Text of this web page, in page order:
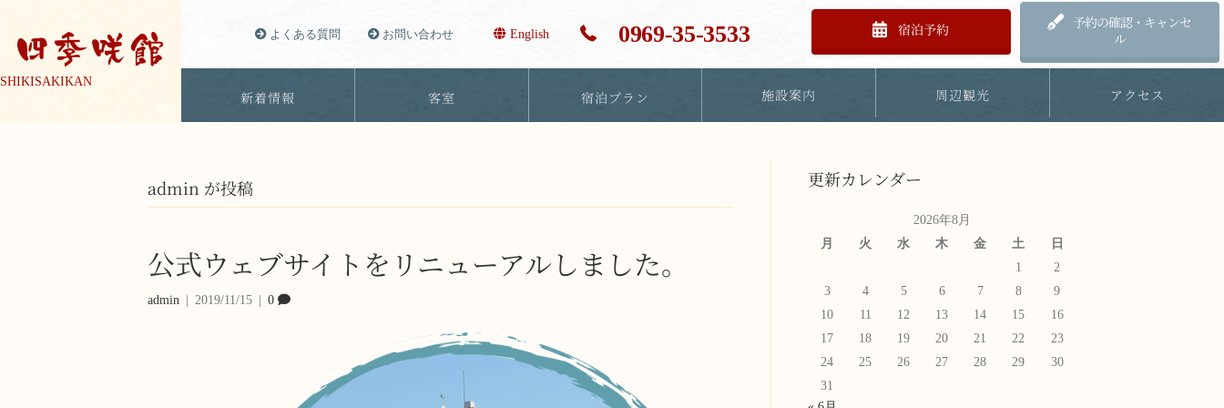
SHIKISAKIKAN
よくある質問 お問い合わせ English 0969-35-3533 宿泊予約
予約の確認・キャンセ
ル
新着情報 客室 宿泊プラン 施設案内 周辺観光 アクセス
admin が投稿
公式ウェブサイトをリニューアルしました。
admin 2019/11/15 0
更新カレンダー
2026年8月
月
火 水 木 金 土
日
1
2
3
4 5 6 7 8
9
10
11 12 13 14 15
16
17
18 19 20 21 22
23
24
25 26 27 28 29
30
31